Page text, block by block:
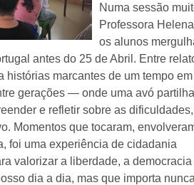
Numa sessão
Professora
os alunos
antes do 25 de Abril. Entre
histórias marcantes de um tempo
gerações — onde uma avó
e refletir sobre as
Momentos que tocaram,
foi uma experiência de cidadania
valorizar a liberdade, a
dia a dia, mas que importa